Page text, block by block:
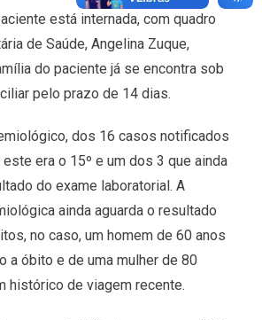
está internada, com quadro
de Saúde, Angelina Zuque,
do paciente já se encontra sob
pelo prazo de 14 dias.
dos 16 casos notificados
era o 15º e um dos 3 que ainda
do exame laboratorial. A
ainda aguarda o resultado
no caso, um homem de 60 anos
a óbito e de uma mulher de 80
histórico de viagem recente.